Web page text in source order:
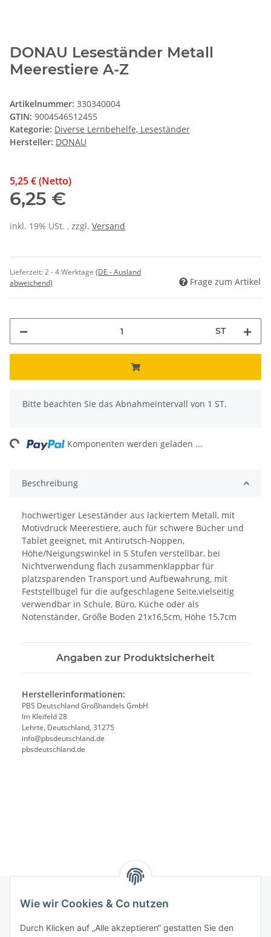
Wie wir Cookies & Co nutzen
Durch Klicken auf „Alle akzeptieren“ gestatten Sie den
DONAU Leseständer Metall
Meerestiere A-Z
Artikelnummer: 330340004
GTIN: 9004546512455
Kategorie: Diverse Lernbehelfe, Leseständer
Hersteller: DONAU
5,25 € (Netto)
6,25 €
inkl. 19% USt. , zzgl. Versand
Lieferzeit:2 - 4 Werktage (DE - Ausland
abweichend)
Frage zum Artikel
ST
x
Bitte beachten Sie das Abnahmeintervall von 1 ST.
Komponenten werden geladen ...
Beschreibung
hochwertiger Leseständer aus lackiertem Metall, mit
Motivdruck Meerestiere, auch für schwere Bücher und
Tablet geeignet, mit Antirutsch-Noppen,
Höhe/Neigungswinkel in 5 Stufen verstellbar, bei
Nichtverwendung flach zusammenklappbar für
platzsparenden Transport und Aufbewahrung, mit
Feststellbügel für die aufgeschlagene Seite,vielseitig
verwendbar in Schule, Büro, Küche oder als
Notenständer, Größe Boden 21x16,5cm, Höhe 15,7cm
Angaben zur Produktsicherheit
Herstellerinformationen:
PBS Deutschland Großhandels GmbH
Im Kleifeld 28
Lehrte, Deutschland, 31275
info@pbsdeutschland.de
pbsdeutschland.de
Rechtliches